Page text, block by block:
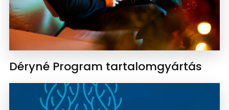
Déryné Program tartalomgyártás